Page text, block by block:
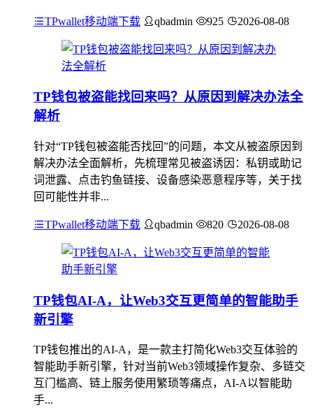
TPwallet移动端下载 qbadmin 925 2026-08-08
TP钱包被盗能找回来吗？从原因到解决办法全
解析
针对“TP钱包被盗能否找回”的问题，本文从被盗原因到
解决办法全面解析，先梳理常见被盗诱因：私钥或助记
词泄露、点击钓鱼链接、设备感染恶意程序等，关于找
回可能性并非...
TPwallet移动端下载 qbadmin 820 2026-08-08
TP钱包AI-A，让Web3交互更简单的智能助手
新引擎
TP钱包推出的AI-A，是一款主打简化Web3交互体验的
智能助手新引擎，针对当前Web3领域操作复杂、多链交
互门槛高、链上服务使用繁琐等痛点，AI-A以智能助
手...